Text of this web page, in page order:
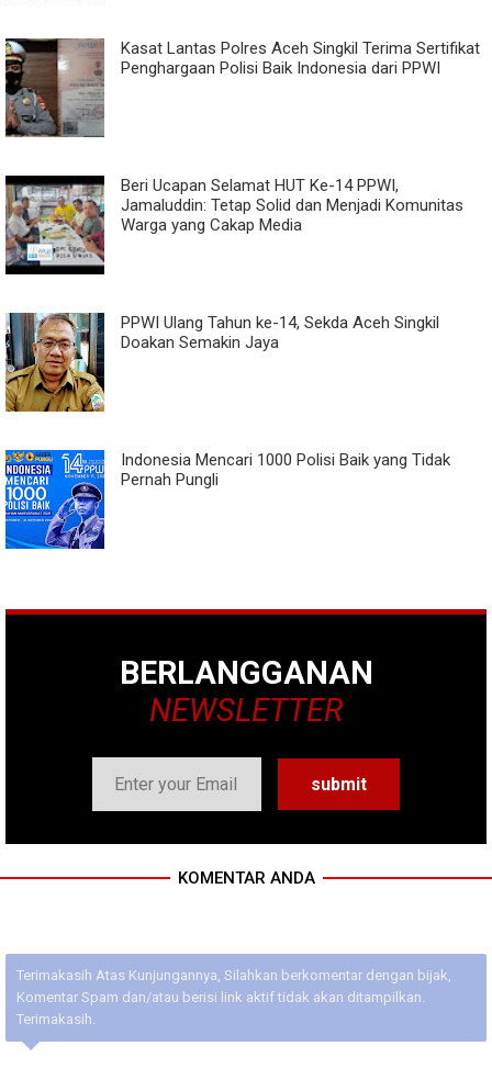
Kasat Lantas Polres Aceh Singkil Terima Sertifikat
Penghargaan Polisi Baik Indonesia dari PPWI
Beri Ucapan Selamat HUT Ke-14 PPWI,
Jamaluddin: Tetap Solid dan Menjadi Komunitas
Warga yang Cakap Media
PPWI Ulang Tahun ke-14, Sekda Aceh Singkil
Doakan Semakin Jaya
Indonesia Mencari 1000 Polisi Baik yang Tidak
Pernah Pungli
BERLANGGANAN
NEWSLETTER
KOMENTAR ANDA
Terimakasih Atas Kunjungannya, Silahkan berkomentar dengan bijak,
Komentar Spam dan/atau berisi link aktif tidak akan ditampilkan.
Terimakasih.